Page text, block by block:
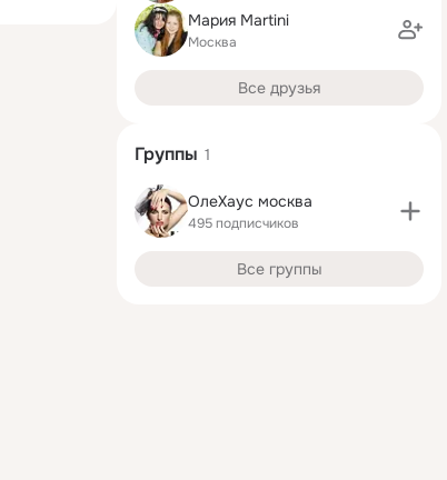
Мария Martini
Москва
Все друзья
Группы 1
ОлеХаус москва
495 подписчиков
Все группы